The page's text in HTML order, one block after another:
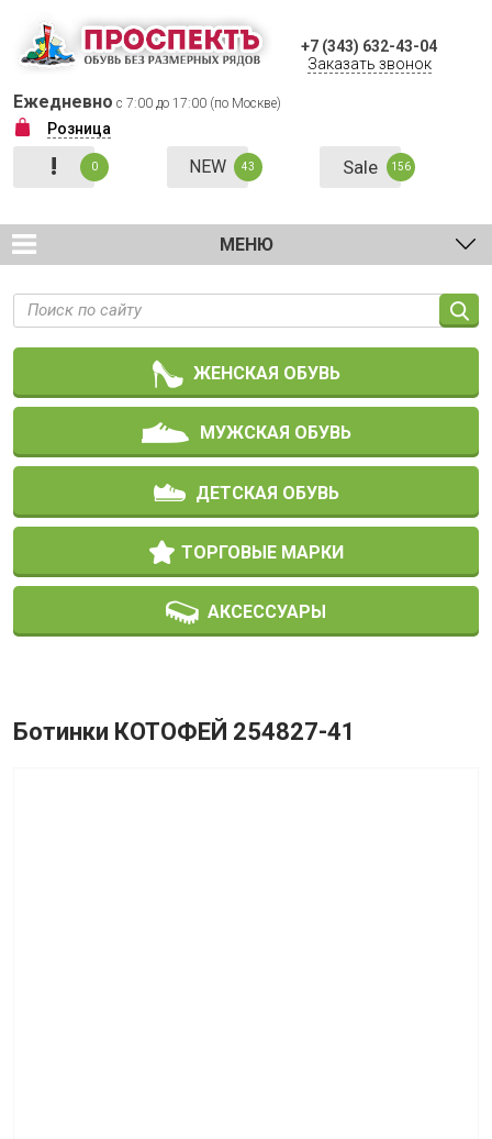
+7 (343) 632-43-04
Заказать звонок
Ежедневно с 7:00 до 17:00 (по Москве)
Розница
! 0 NEW 43 Sale 156
МЕНЮ
ЖЕНСКАЯ ОБУВЬ
МУЖСКАЯ ОБУВЬ
ДЕТСКАЯ ОБУВЬ
ТОРГОВЫЕ МАРКИ
АКСЕССУАРЫ
Ботинки КОТОФЕЙ 254827-41